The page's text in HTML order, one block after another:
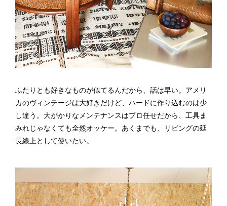
ふたりとも好きなものが似てるんだから、話は早い。アメリ
カのヴィンテージは大好きだけど、ハードに作り込むのは少
し違う。大がかりなメンテナンスはプロ任せだから、工具ま
みれじゃなくても全然オッケー。あくまでも、リビングの延
長線上として使いたい。